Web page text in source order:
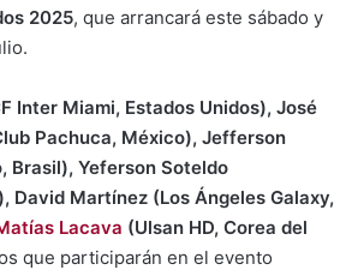
2025, que arrancará este sábado y
Inter Miami, Estados Unidos), José
Pachuca, México), Jefferson
Brasil), Yeferson Soteldo
David Martínez (Los Ángeles Galaxy,
Lacava (Ulsan HD, Corea del
que participarán en el evento